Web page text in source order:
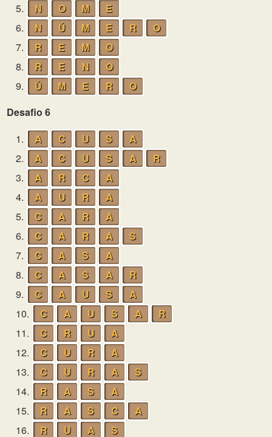
5.
N O M
E
6.
N Ú M E R
O
7.
R E M
O
8.
R E N
O
9.
Ú M E R
O
Desafio 6
1.
A C U S
A
2.
A C U S A
R
3.
A R C
A
4.
A U R
A
5.
C A R
A
6.
C A R A
S
7.
C A S
A
8.
C A S A
R
9.
C A U S
A
10.
C A U S A
R
11.
C R U
A
12.
C U R
A
13.
C U R A
S
14.
R A S
A
15.
R A S C
A
16.
R U A S